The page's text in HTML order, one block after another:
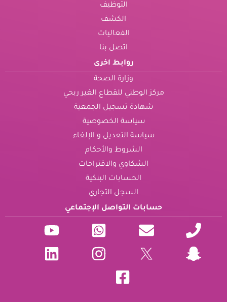
التوظيف
الكشف
الفعاليات
اتصل بنا
روابط اخرى
وزارة الصحة
مركز الوطني للقطاع الغير ربحي
شهادة تسجيل الجمعية
سياسة الخصوصية
سياسة التعديل و الإلغاء
الشروط والأحكام
الشكاوي والاقتراحات
الحسابات البنكية
السجل التجاري
حسابات التواصل الإجتماعي